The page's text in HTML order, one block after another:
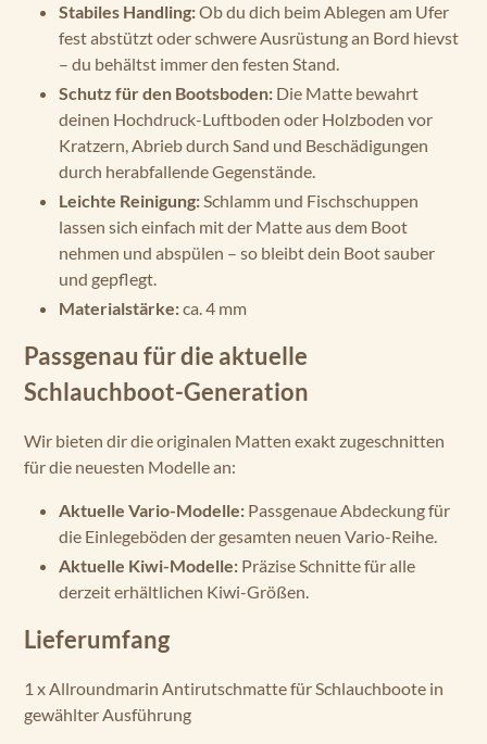
Stabiles Handling:Ob du dich beim Ablegen am Ufer
fest abstützt oder schwere Ausrüstung an Bord hievst
– du behältst immer den festen Stand.
Schutz für den Bootsboden: Die Matte bewahrt
deinen Hochdruck-Luftboden oder Holzboden vor
Kratzern, Abrieb durch Sand und Beschädigungen
durch herabfallende Gegenstände.
Leichte Reinigung:Schlamm und Fischschuppen
lassen sich einfach mit der Matte aus dem Boot
nehmen und abspülen – so bleibt dein Boot sauber
und gepflegt.
Materialstärke:ca. 4 mm
Passgenau für die aktuelle
Schlauchboot-Generation
Wir bieten dir die originalen Matten exakt zugeschnitten
für die neuesten Modelle an:
Aktuelle Vario-Modelle: Passgenaue Abdeckung für
die Einlegeböden der gesamten neuen Vario-Reihe.
Aktuelle Kiwi-Modelle: Präzise Schnitte für alle
derzeit erhältlichen Kiwi-Größen.
Lieferumfang
1 x Allroundmarin Antirutschmatte für Schlauchboote in
gewählter Ausführung